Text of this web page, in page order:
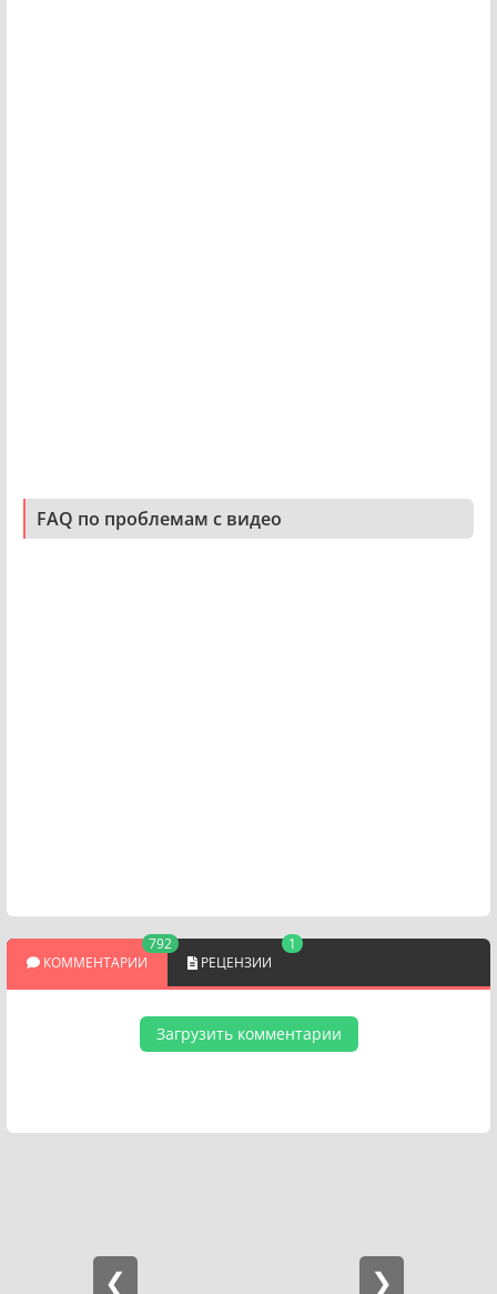
FAQ по проблемам с видео
КОММЕНТАРИИ
792
РЕЦЕНЗИИ
1
Загрузить комментарии